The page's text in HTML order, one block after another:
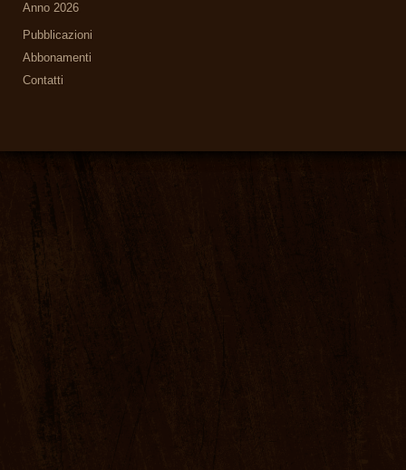
Anno 2026
Pubblicazioni
Abbonamenti
Contatti